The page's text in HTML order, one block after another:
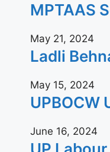
MPTAAS
May 21, 2024
Ladli
May 15, 2024
UPBOCW
June 16, 2024